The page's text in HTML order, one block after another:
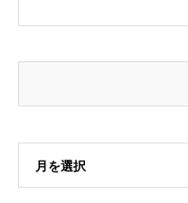
月を選択